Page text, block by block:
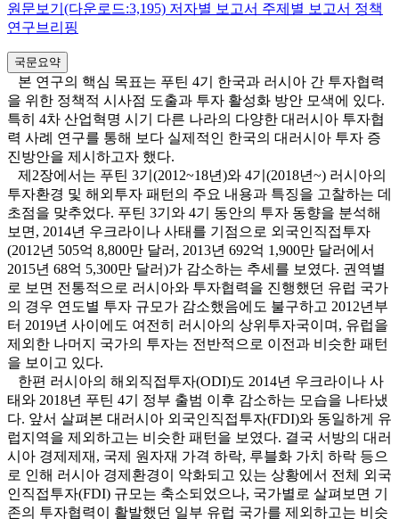
원문보기(다운로드:3,195) 저자별 보고서 주제별 보고서 정책
연구브리핑
국문요약
본 연구의 핵심 목표는 푸틴 4기 한국과 러시아 간 투자협력
을 위한 정책적 시사점 도출과 투자 활성화 방안 모색에 있다.
특히 4차 산업혁명 시기 다른 나라의 다양한 대러시아 투자협
력 사례 연구를 통해 보다 실제적인 한국의 대러시아 투자 증
진방안을 제시하고자 했다.
제2장에서는 푸틴 3기(2012~18년)와 4기(2018년~) 러시아의
투자환경 및 해외투자 패턴의 주요 내용과 특징을 고찰하는 데
초점을 맞추었다. 푸틴 3기와 4기 동안의 투자 동향을 분석해
보면, 2014년 우크라이나 사태를 기점으로 외국인직접투자
(2012년 505억 8,800만 달러, 2013년 692억 1,900만 달러에서
2015년 68억 5,300만 달러)가 감소하는 추세를 보였다. 권역별
로 보면 전통적으로 러시아와 투자협력을 진행했던 유럽 국가
의 경우 연도별 투자 규모가 감소했음에도 불구하고 2012년부
터 2019년 사이에도 여전히 러시아의 상위투자국이며, 유럽을
제외한 나머지 국가의 투자는 전반적으로 이전과 비슷한 패턴
을 보이고 있다.
한편 러시아의 해외직접투자(ODI)도 2014년 우크라이나 사
태와 2018년 푸틴 4기 정부 출범 이후 감소하는 모습을 나타냈
다. 앞서 살펴본 대러시아 외국인직접투자(FDI)와 동일하게 유
럽지역을 제외하고는 비슷한 패턴을 보였다. 결국 서방의 대러
시아 경제제재, 국제 원자재 가격 하락, 루블화 가치 하락 등으
로 인해 러시아 경제환경이 악화되고 있는 상황에서 전체 외국
인직접투자(FDI) 규모는 축소되었으나, 국가별로 살펴보면 기
존의 투자협력이 활발했던 일부 유럽 국가를 제외하고는 비슷